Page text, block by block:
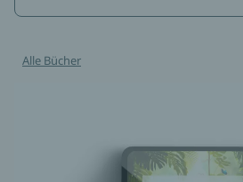
Alle Bücher